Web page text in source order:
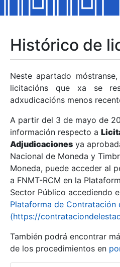
Mostrar/Ocultar
Mostrar/Ocultar
Mostrar/Ocultar
Mostrar/Ocultar
Histórico de
Neste apartado
licitacións que xa se
adxudicacións menos
A partir del 3 de mayo de
información respecto a
Adjudicaciones ya
Nacional de Moneda y
Moneda, puede acceder al
a FNMT-RCM en la
Sector Público accediendo
Plataforma de Contratación
(https://
También podrá encontrar
de los procedimientos en